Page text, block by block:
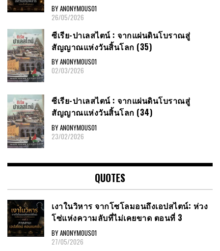
BY ANONYMOUS01
26/05/2026
ซีเรีย​-ปาเลสไตน์​ : จากแผ่นดินโบราณสู่
สัญญาณ​แห่งวันสิ้นโลก​ (35)
BY ANONYMOUS01
02/03/2026
ซีเรีย​-ปาเลสไตน์​ : จากแผ่นดินโบราณสู่
สัญญาณ​แห่งวันสิ้นโลก​ (34)
BY ANONYMOUS01
23/02/2026
QUOTES
เงาในวิหาร จากโซโลมอนถึงเอปสไตน์: ห่วง
โซ่แห่งความลับที่ไม่เคยขาด ตอนที่ 3
BY ANONYMOUS01
27/05/2026